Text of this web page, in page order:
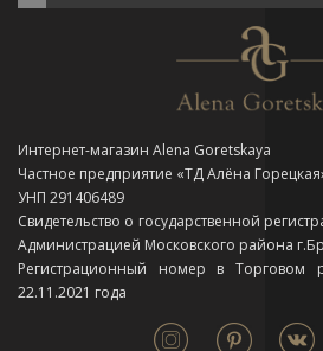
Интернет-магазин Alena Goretskaya
Частное предприятие «ТД Алёна
УНП 291406489
Свидетельство о государственной
Администрацией Московского района
Регистрационный номер в
22.11.2021 года